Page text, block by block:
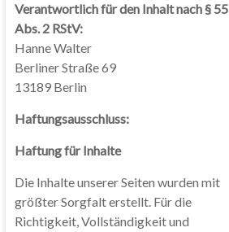
Verantwortlich für den Inhalt nach § 55
Abs. 2 RStV:
Hanne Walter
Berliner Straße 69
13189 Berlin
Haftungsausschluss:
Haftung für Inhalte
Die Inhalte unserer Seiten wurden mit
größter Sorgfalt erstellt. Für die
Richtigkeit, Vollständigkeit und